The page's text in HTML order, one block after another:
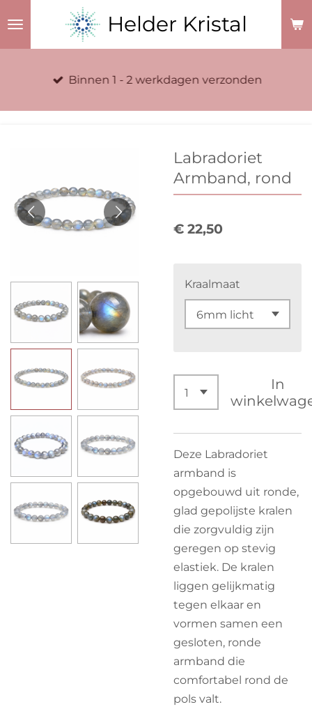
naar
Helder Kristal
Binnen 1 - 2 werkdagen verzonden
Labradoriet
Armband, rond
€ 22,50
Kraalmaat
In
Deze Labradoriet
armband is
opgebouwd uit ronde,
glad gepolijste kralen
die zorgvuldig zijn
geregen op stevig
elastiek. De kralen
liggen gelijkmatig
tegen elkaar en
vormen samen een
gesloten, ronde
armband die
comfortabel rond de
pols valt.